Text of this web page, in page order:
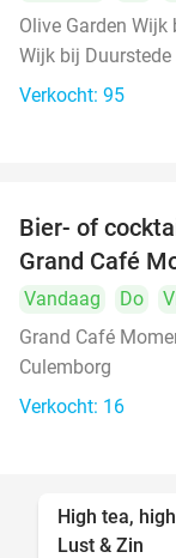
Olive Garden Wijk
Wijk bij Duurstede
Verkocht: 95
Bier- of
Grand Café
Vandaag Do
Grand Café
Culemborg
Verkocht: 16
High tea,
Lust & Zin